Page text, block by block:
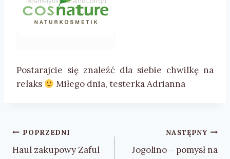
Postarajcie się znaleźć dla siebie chwilkę na
relaks
Miłego dnia, testerka Adrianna
Nawigacja
wpisu
POPRZEDNI
Haul zakupowy Zaful
NASTĘPNY
Jogolino – pomysł na